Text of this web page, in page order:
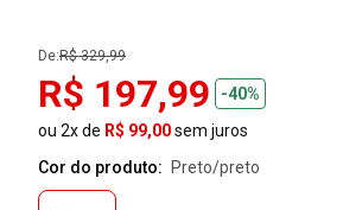
De:R$ 329,99
R$ 197,99
-40%
ou 2x de R$ 99,00sem juros
Cor do produto:
preto/preto